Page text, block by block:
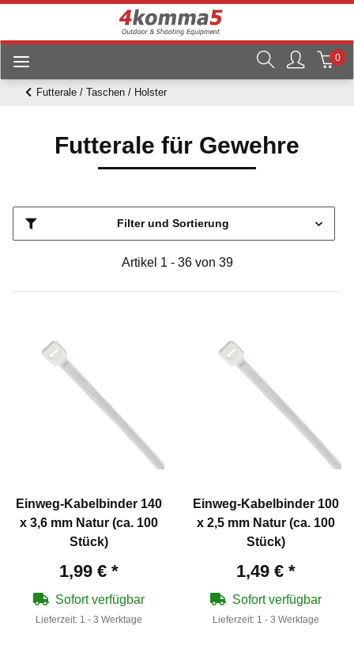
0
Futterale / Taschen / Holster
Futterale für Gewehre
Filter und Sortierung
Artikel 1 - 36 von 39
Einweg-Kabelbinder 140
x 3,6 mm Natur (ca. 100
Stück)
1,99 € *
Sofort verfügbar
Lieferzeit: 1 - 3 Werktage
Einweg-Kabelbinder 100
x 2,5 mm Natur (ca. 100
Stück)
1,49 € *
Sofort verfügbar
Lieferzeit: 1 - 3 Werktage